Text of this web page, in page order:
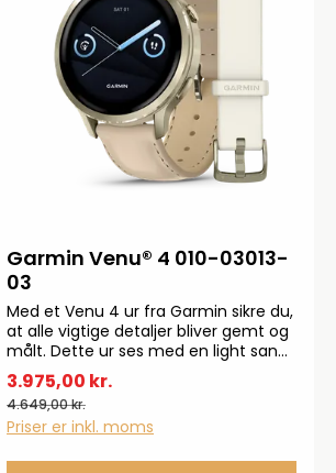
Garmin Venu® 4 010-03013-
03
Med et Venu 4 ur fra Garmin sikre du,
at alle vigtige detaljer bliver gemt og
målt. Dette ur ses med en light sand
læderrem og med en ekstra bone
silikonerem. Uret har en diameter på
41 mm. Specifikationer:Op til 10 dages
batterilevetidGarmin EKG appLED-
3.975,00 kr.
4.649,00 kr.
Priser er inkl. moms